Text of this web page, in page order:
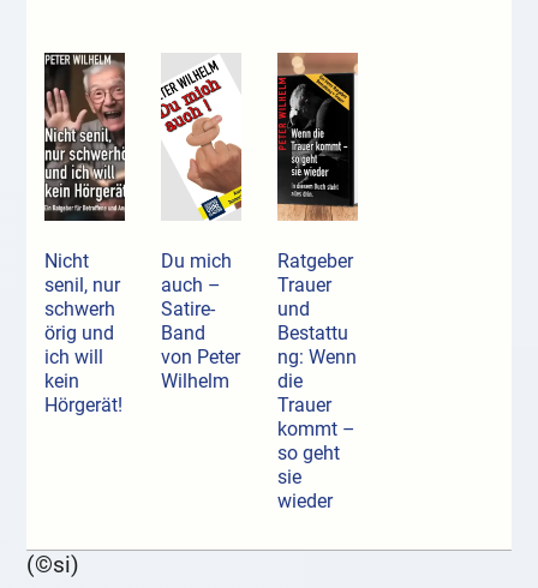
Nicht
senil, nur
schwerh
örig und
ich will
kein
Hörgerät!
Du mich
auch –
Satire-
Band
von Peter
Wilhelm
Ratgeber
Trauer
und
Bestattu
ng: Wenn
die
Trauer
kommt –
so geht
sie
wieder
(©si)